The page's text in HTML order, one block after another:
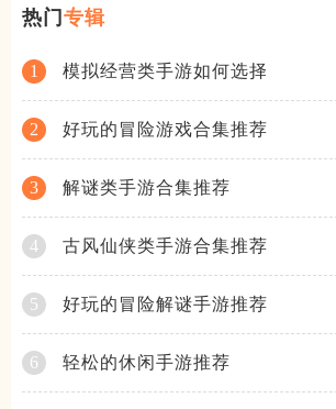
热门 专辑
1 模拟经营类手游如何选择
2 好玩的冒险游戏合集推荐
3 解谜类手游合集推荐
4 古风仙侠类手游合集推荐
5 好玩的冒险解谜手游推荐
6 轻松的休闲手游推荐